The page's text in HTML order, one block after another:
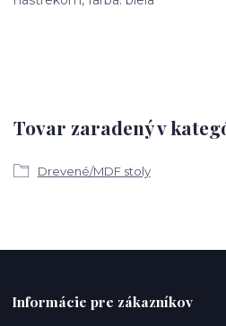
Tovar zaradený v
Drevené/MDF stoly
Informácie pre zákazníkov